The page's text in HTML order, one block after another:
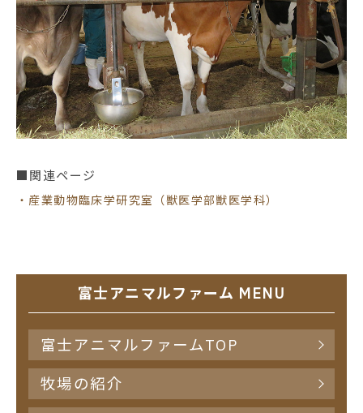
■関連ページ
・産業動物臨床学研究室（獣医学部獣医学科）
富士アニマルファーム MENU
富士アニマルファームTOP
牧場の紹介